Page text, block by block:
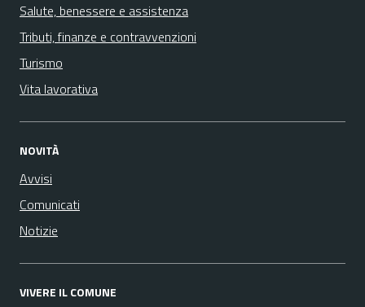
Salute, benessere e assistenza
Tributi, finanze e contravvenzioni
Turismo
Vita lavorativa
NOVITÀ
Avvisi
Comunicati
Notizie
VIVERE IL COMUNE